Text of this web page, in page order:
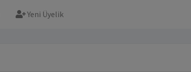
Yeni Üyelik